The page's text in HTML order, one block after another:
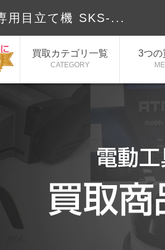
用目立て機 SKS-...
買取カテゴリ一覧
CATEGORY
3つの